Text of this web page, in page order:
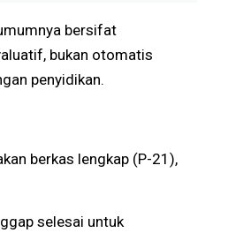
bersifat
bukan otomatis
penyidikan.
berkas lengkap (P-21),
selesai untuk